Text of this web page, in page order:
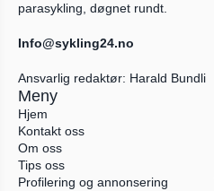
parasykling, døgnet rundt.
Info@sykling24.no
Ansvarlig redaktør: Harald Bundli
Meny
Hjem
Kontakt oss
Om oss
Tips oss
Profilering og annonsering